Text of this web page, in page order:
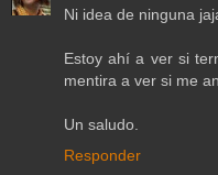
Ni idea de ninguna
Estoy ahí a ver si
mentira a ver si me
Un saludo.
Responder